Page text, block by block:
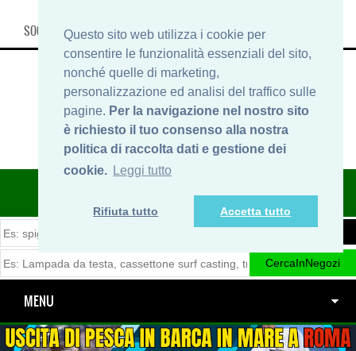
Questo sito web utilizza i cookie per
consentire le funzionalità essenziali del sito,
nonché quelle di marketing,
personalizzazione ed analisi del traffico sulle
pagine. Per la navigazione nel nostro sito
è richiesto il tuo consenso alla nostra
politica di raccolta dati e gestione dei
cookie. Leggi tutto
Rifiuta tutto Accetta tutto
SOCIAL, INFO & SHOP
ITINERARIDIPESCA.IT
MENU